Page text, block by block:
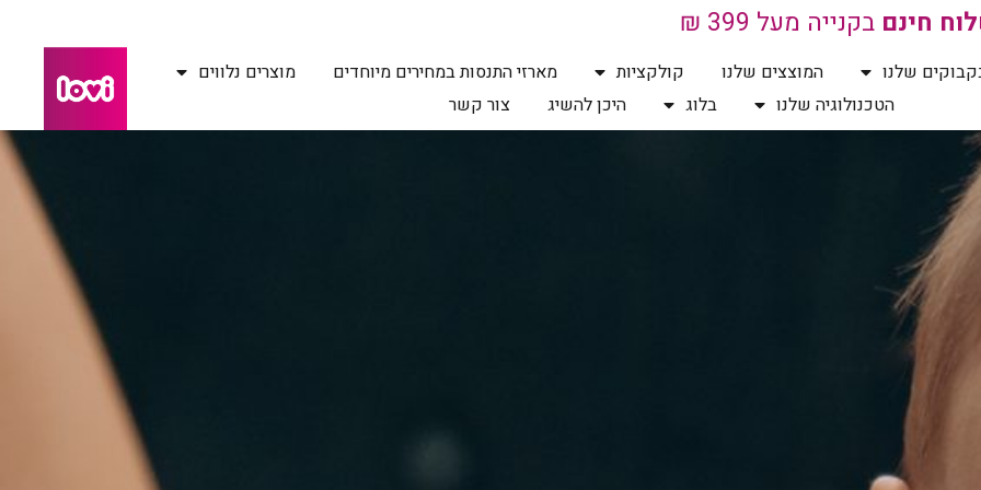
חינםבקנייה מעל 399 ₪
שלנו המוצצים שלנו קולקציות מארזי התנסות במחירים מיוחדים
מוצרים נלווים
הטכנולוגיה שלנו
בלוג היכן להשיג צור קשר